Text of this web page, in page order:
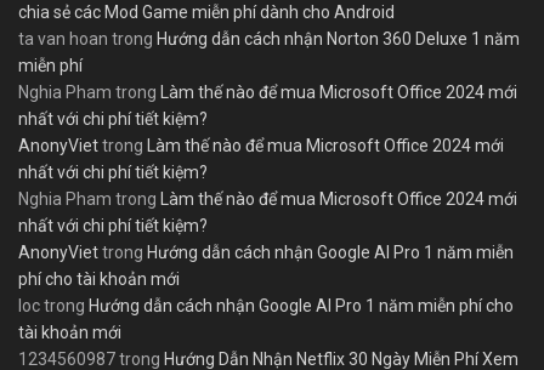
chia sẻ các Mod Game miễn phí dành cho Android
ta van hoan trong Hướng dẫn cách nhận Norton 360 Deluxe 1 năm
miễn phí
Nghia Pham trong Làm thế nào để mua Microsoft Office 2024 mới
nhất với chi phí tiết kiệm?
AnonyViettrong Làm thế nào để mua Microsoft Office 2024 mới
nhất với chi phí tiết kiệm?
Nghia Pham trong Làm thế nào để mua Microsoft Office 2024 mới
nhất với chi phí tiết kiệm?
AnonyViettrong Hướng dẫn cách nhận Google AI Pro 1 năm miễn
phí cho tài khoản mới
loctrong Hướng dẫn cách nhận Google AI Pro 1 năm miễn phí cho
tài khoản mới
1234560987trong Hướng Dẫn Nhận Netflix 30 Ngày Miễn Phí Xem